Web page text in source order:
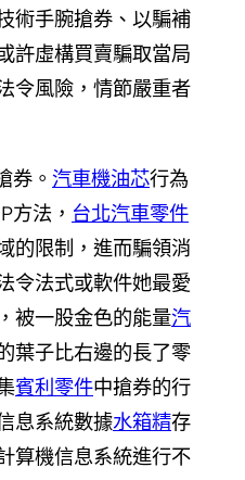
術手腕搶券、以騙補
許虛構買賣騙取當局
令風險，情節嚴重者
券。 汽車機油芯行為
方法， 台北汽車零件
的限制，進而騙領消
令法式或軟件她最愛
被一股金色的能量汽
葉子比右邊的長了零
賓利零件中搶券的行
息系統數據水箱精存
算機信息系統進行不